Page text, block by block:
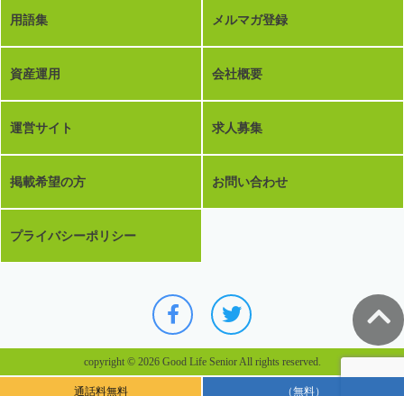
用語集 メルマガ登録
資産運用 会社概要
運営サイト 求人募集
掲載希望の方 お問い合わせ
プライバシーポリシー
copyright © 2026 Good Life Senior All rights reserved.
通話料無料 （無料）